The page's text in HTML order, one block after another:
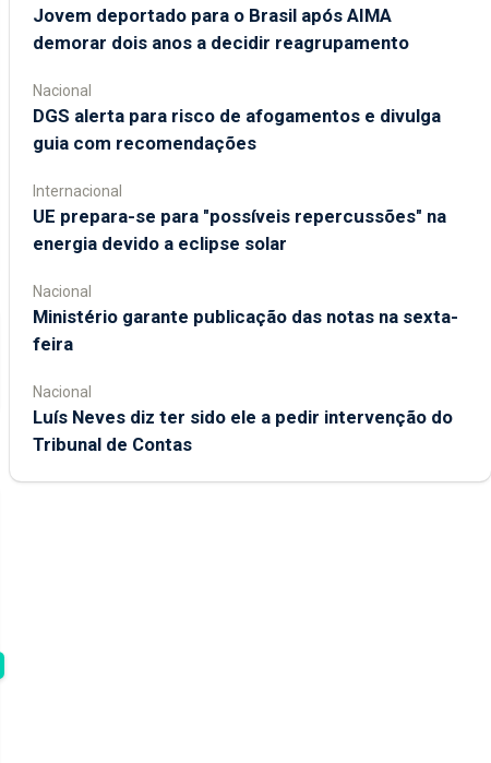
Jovem deportado para o Brasil após AIMA
demorar dois anos a decidir reagrupamento
Nacional
DGS alerta para risco de afogamentos e divulga
guia com recomendações
Internacional
UE prepara-se para "possíveis repercussões" na
energia devido a eclipse solar
Nacional
Ministério garante publicação das notas na sexta-
feira
Nacional
Luís Neves diz ter sido ele a pedir intervenção do
Tribunal de Contas